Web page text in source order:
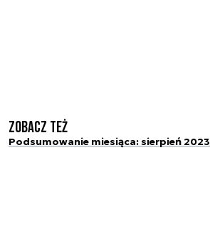
Zobacz też
Podsumowanie miesiąca: sierpień 2023